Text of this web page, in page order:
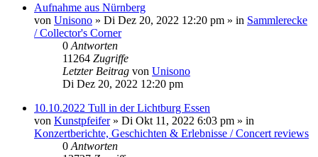
Aufnahme aus Nürnberg
von Unisono » Di Dez 20, 2022 12:20 pm » in Sammlerecke
/ Collector's Corner
0 Antworten
11264 Zugriffe
Letzter Beitrag von Unisono
Di Dez 20, 2022 12:20 pm
10.10.2022 Tull in der Lichtburg Essen
von Kunstpfeifer» Di Okt 11, 2022 6:03 pm » in
Konzertberichte, Geschichten & Erlebnisse / Concert reviews
0 Antworten